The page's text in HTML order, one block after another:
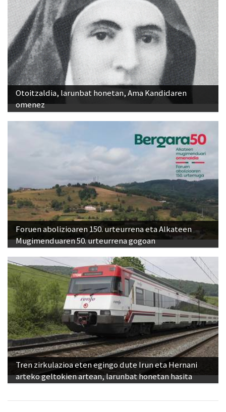
Otoitzaldia, larunbat honetan, Ama Kandidaren
omenez
Foruen abolizioaren 150. urteurrena eta Alkateen
Mugimenduaren 50. urteurrena gogoan
Tren zirkulazioa eten egingo dute Irun eta Hernani
arteko geltokien artean, larunbat honetan hasita